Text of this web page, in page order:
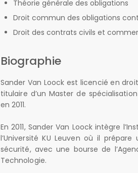
Théorie générale des obligations
Droit commun des obligations
Droit des contrats civils et
Biographie
Sander Van Loock est licencié en
titulaire d’un Master de
en 2011.
En 2011, Sander Van Loock intègre
l’Université KU Leuven où il
sécurité, avec une bourse de
Technologie.